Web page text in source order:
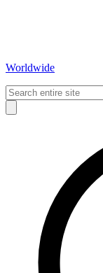
Worldwide